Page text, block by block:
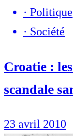
· Politique
· Société
Croatie :
scandale
23 avril 2010